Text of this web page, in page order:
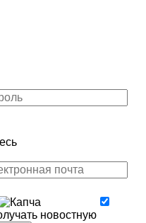
новостную